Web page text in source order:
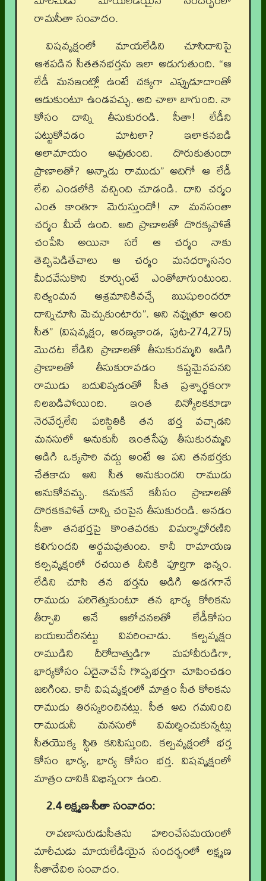
రామసీతా సంవాదం.
విషవృక్షంలో మాయలేడిని చూసిదానిపై
ఆశపడిన సీతతనభర్తను ఇలా అడుగుతుంది. “ఆ
లేడీ మనఇంట్లో ఉంటే చక్కగా ఎప్పుడూదాంతో
ఆడుకుంటూ ఉండవచ్చు. అది చాలా బాగుంది. నా
కోసం దాన్ని తీసుకురండి. సీతా! లేడీని
పట్టుకోవడం మాటలా? ఇలాకనబడి
అలామాయం అవుతుంది. దొరుకుతుందా
ప్రాణాలతో? అన్నాడు రాముడు” అదిగో ఆ లేడీ
లేచి ఎండలోకి వచ్చింది చూడండి. దాని చర్మం
ఎంత కాంతిగా మెరుస్తుందో! నా మనసంతా
చర్మం మీదే ఉంది. అది ప్రాణాలతో దొరక్కపోతే
చంపేసి అయినా సరే ఆ చర్మం నాకు
తెచ్చిపెడితేచాలు ఆ చర్మం మనధర్మాసనం
మీదవేసుకొని కూర్చుంటే ఎంతోబాగుంటుంది.
నిత్యంమన ఆశ్రమానికివచ్చే ఋషులందరూ
దాన్నిచూసి మెచ్చుకుంటారు”. అని నవ్వుతూ అంది
సీత” (విషవృక్షం, అరణ్యకాండ, పుట-274,275)
మొదట లేడిని ప్రాణాలతో తీసుకురమ్మని అడిగి
ప్రాణాలతో తీసుకురావడం కష్టమైనపనని
రాముడు బదులివ్వడంతో సీత ప్రశ్నార్థకంగా
నిలబడిపోయింది. ఇంత చిన్కోరికకూడా
నెరవేర్చలేని పరిస్థితికి తన భర్త వచ్చాడని
మనసులో అనుకునీ ఇంతసేపు తీసుకురమ్మని
అడిగి ఒక్కసారి వద్దు అంటే ఆ పని తనభర్తకు
చేతకాదు అని సీత అనుకుందని రాముడు
అనుకోవచ్చు. కనుకనే కనీసం ప్రాణాలతో
దొరకకపోతే దాన్ని చంపైన తీసుకురండి. అనడం
సీతా తనభర్తపై కొంతవరకు విమర్శాధోరణిని
కలిగుందని అర్థమవుతుంది. కానీ రామాయణ
కల్పవృక్షంలో రచయిత దీనికి పూర్తిగా భిన్నం.
లేడిని చూసి తన భర్తను అడిగి అడగగానే
రాముడు పరిగెత్తుకుంటూ తన భార్య కోరికను
తీర్చాలి అనే ఆలోచనలతో లేడీకోసం
బయలుదేరినట్టు వివరించాడు. కల్పవృక్షం
రాముడిని దీరోదాత్తుడిగా మహావీరుడిగా,
భార్యకోసం ఏదైనాచేసే గొప్పభర్తగా చూపించడం
జరిగింది. కానీ విషవృక్షంలో మాత్రం సీత కోరికను
రాముడు తిరస్కరించినట్లు. సీత అది గమనించి
రాముడునీ మనసులో విమర్శించుకున్నట్లు
సీతయొక్క స్థితి కనిపిస్తుంది. కల్పవృక్షంలో భర్త
కోసం భార్య, భార్య కోసం భర్త. విషవృక్షంలో
మాత్రం దానికి విభిన్నంగా ఉంది.
2.4లక్ష్మణ-సీతా సంవాదం:
రావణాసురుడుసీతను హరించేసమయంలో
మారీచుడు మాయలేడియైన సందర్భంలో లక్ష్మణ
సీతాదేవిల సంవాదం.